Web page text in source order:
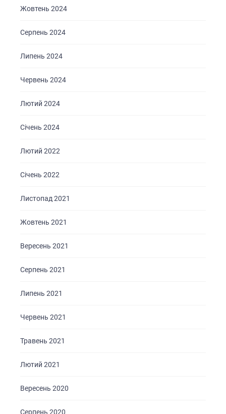
Жовтень 2024
Серпень 2024
Липень 2024
Червень 2024
Лютий 2024
Січень 2024
Лютий 2022
Січень 2022
Листопад 2021
Жовтень 2021
Вересень 2021
Серпень 2021
Липень 2021
Червень 2021
Травень 2021
Лютий 2021
Вересень 2020
Серпень 2020
ПРО НАС
ПОСЛУГИ
КАР’ЄРА
БЛОГ
КОНТАКТИ